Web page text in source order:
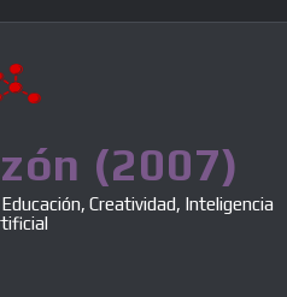
(2007)
Creatividad, Inteligencia